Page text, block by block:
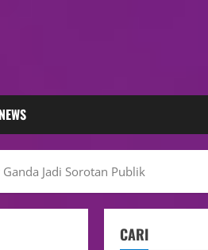
Jadi Sorotan Publik
CARI